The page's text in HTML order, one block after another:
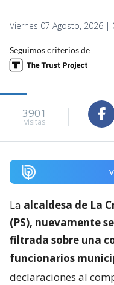
Viernes 07 Agosto, 2026 |
Seguimos criterios de
3901
visitas
La alcaldesa de La
(PS), nuevamente
filtrada sobre una
funcionarios
declaraciones al